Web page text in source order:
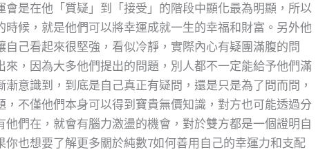
會是在他「質疑」到「接受」的階段中顯化最為明顯，所以
時候，就是他們可以將幸運成就一生的幸福和財富。另外他
自己看起來很堅強，看似冷靜，實際內心有疑團滿腹的問
來，因為大多他們提出的問題，別人都不一定能給予他們滿
意識到，到底是自己真正有疑問，還是只是為了問而問，
，不僅他們本身可以得到寶貴無價知識，對方也可能透過分
他們在，就會有腦力激盪的機會，對於雙方都是一個證明自
你也想要了解更多關於純數7如何善用自己的幸運力和支配